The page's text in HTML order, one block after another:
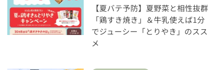
【夏バテ予防】夏野菜と相性抜群
「鶏すき焼き」＆牛乳使えば1分
でジューシー「とりやき」のスス
メ